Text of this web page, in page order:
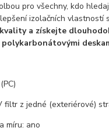
pro všechny, kdo
izolačních vlastností
a získejte
filtr z jedné (exteriérové)
míru: ano